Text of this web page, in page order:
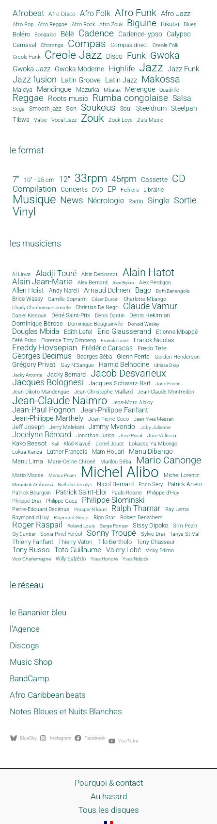
Afrobeat Afro Disco Afro Folk Afro Funk Afro Jazz
Afro Pop Afro Reggae Afro Rock Afro Zouk Biguine Bikutsi Blues
Boléro Boogaloo Bèlè Cadence Cadence-lypso Calypso
Carnaval Charanga Compas Compas direct
Creole Folk
Creole Funk
Creole Jazz Disco Funk Gwoka
Gwoka Jazz Gwoka Moderne Highlife Jazz Jazz Funk
Jazz fusion Latin Groove Latin Jazz Makossa
Maloya Mandingue Mazurka Mbalax Merengue Quadrille
Reggae Roots music Rumba congolaise Salsa
Sega Smooth jazz Son Soukous Soul Steeldrum Steelpan
Tibwa Valse Vocal Jazz Zouk Zouk Love Zulu Music
le format
7" 10" - 25 cm 12" 33rpm 45rpm Cassette CD
Compilation Concerts DVD EP Fichiers Librairie
Musique News Nécrologie Radio Single Sortie
Vinyl
les musiciens
Al Lirvat Aladji Touré Alain Debiossat Alain Hatot
Alain Jean-Marie Alex Bernard Alex Bylon Alex Perdigon
Allen Hoist Andy Narell Arnaud Dolmen Bago Boffi Banengola
Brice Wassy Camille Sopran'n César Durcin Charlotte Mbango
Charly Chomereau-Lamotte Christian De Negri Claude Vamur
Daniel Kissoun Dédé Saint-Prix Denis Dantin Denis Hekimian
Dominique Bérose Dominique Bougrainville Donald Wesley
Douglas Mbida Edith Lefel Eric Giausserand Etienne Mbappé
Féfé Priso Florence Titty Dimbeng Franck Curier Franck Nicolas
Freddy Hovsepian Frédéric Caracas Fredo Tete
Georges Decimus Georges Séba Glenn Ferris Gordon Henderson
Grégory Privat Guy N'Sangue Hamid Belhocine
Idrissa Diop
Jacky Arconte
Jacky Bernard Jacob Desvarieux
Jacques Bolognesi Jacques Schwarz-Bart Jane Fostin
Jean Dikoto Mandengue Jean-Christophe Maillard Jean-Claude Montredon
Jean-Claude Naimro Jean-Marc Albicy
Jean-Paul Pognon
Jean-Philippe Fanfant
Jean-Philippe Marthely
Jean-Pierre Coco Jean-Yves Messan
Jeff Joseph Jerry Malekani Jimmy Mvondo Joby Julienne
Jocelyne Béroard Jonathan Jurion José Privat Jose Vulbeau
Kako Bessot Kali Klod Kiavué Lionel Jouot
Lokassa Ya Mbongo
Lokua Kanza
Luther François Mam Houari Manu Dibango
Manu Lima Marie-Céline Chroné Marilou Séba Mario Canonge
Mario Masse Marius Priam Michel Alibo Michel Lorentz
Moustick Ambassa Nathalie Jeanlys Nicol Bernard Paco Sery
Patrick Artero
Patrick Bourgoin
Patrick Saint-Eloi Paulo Rosine
Philippe d'Huy
Philippe Drai
Philippe Guez Philippe Slominski
Pierre-Edouard Decimus Prosper N'kouri Ralph Thamar
Ray Lema
Raymond d'Huy
Raymond Grego Rigo Star Robert Benzrihem
Roger Raspail Roland Louis Serge Ponsar Sissy Dipoko Slim Pezin
Sly Dunbar Sonia Pinel-Féréol Sonny Troupé Sylvie Drai Tanya St-Val
Thierry Fanfant Thierry Vaton Tilo Bertholo Tony Chasseur
Tony Russo Toto Guillaume Valery Lobé Vicky Edimo
Vico Charlemagne Willy Salzédo Yves Honoré Yves Ndjock
le réseau
le Bananier bleu
l'Agence
Discogs
Music Shop
BandCamp
Afro Caribbean beats
Notes Bleues et Nuits Blanches
BlueSky Instagram Facebook YouTube
Pourquoi & contact
Au hasard
Tous les disques